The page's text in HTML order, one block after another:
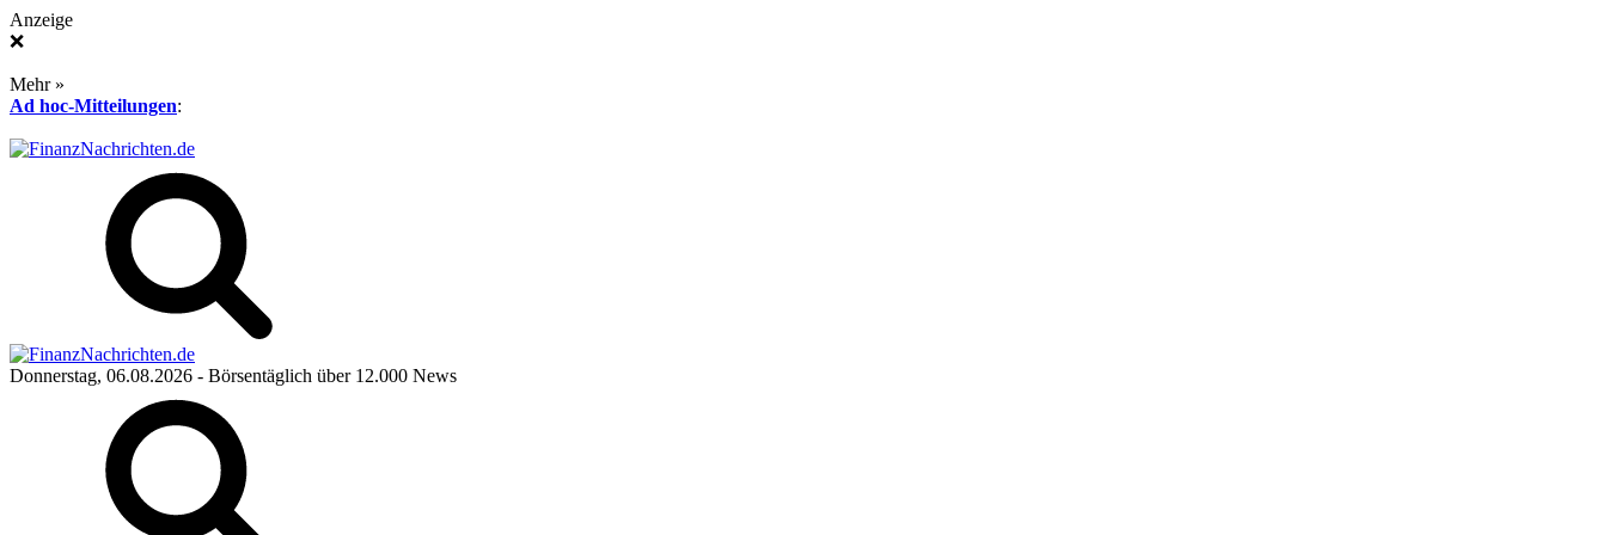
Anzeige
❌
Mehr »
Ad hoc-Mitteilungen:
Donnerstag, 06.08.2026 - Börsentäglich über 12.000 News